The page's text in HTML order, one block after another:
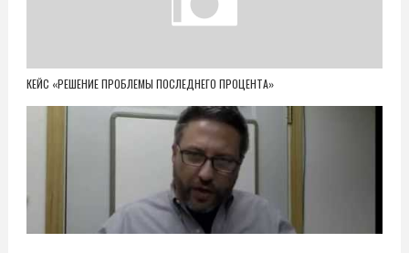
КЕЙС «РЕШЕНИЕ ПРОБЛЕМЫ ПОСЛЕДНЕГО ПРОЦЕНТА»